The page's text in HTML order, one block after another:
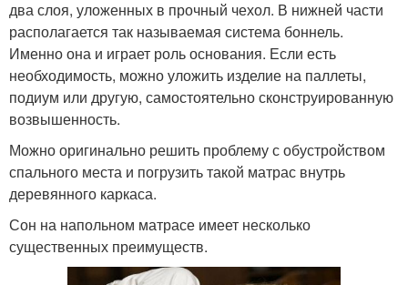
два слоя, уложенных в прочный чехол. В нижней части
располагается так называемая система боннель.
Именно она и играет роль основания. Если есть
необходимость, можно уложить изделие на паллеты,
подиум или другую, самостоятельно сконструированную
возвышенность.
Можно оригинально решить проблему с обустройством
спального места и погрузить такой матрас внутрь
деревянного каркаса.
Сон на напольном матрасе имеет несколько
существенных преимуществ.